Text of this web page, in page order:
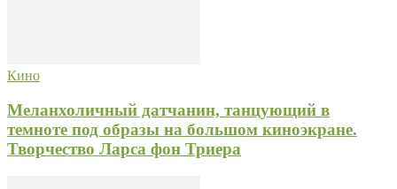
Кино
Меланхоличный датчанин, танцующий в
темноте под образы на большом киноэкране.
Творчество Ларса фон Триера